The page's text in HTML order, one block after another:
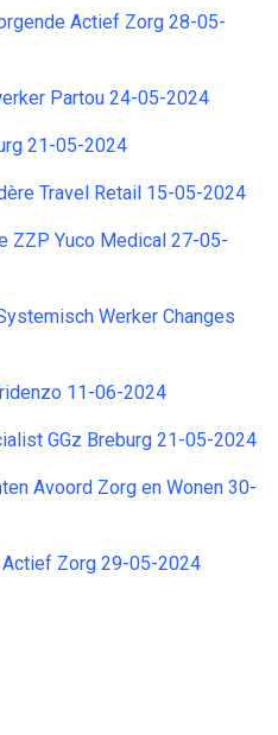
Actief Zorg 28-05-
Partou 24-05-2024
21-05-2024
Travel Retail 15-05-2024
ZZP Yuco Medical 27-05-
Werker Changes
11-06-2024
GGz Breburg 21-05-2024
Avoord Zorg en Wonen 30-
Zorg 29-05-2024